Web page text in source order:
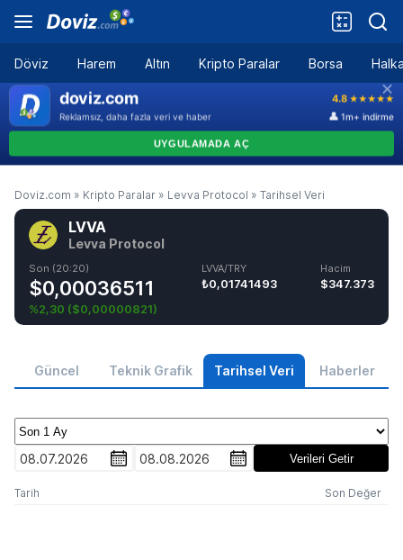
Döviz Harem Altın Kripto Paralar Borsa
Doviz.com » Kripto Paralar » Levva Protocol » Tarihsel Veri
LVVA
Levva Protocol
Son (20:20)
$0,00036511
%2,30 ($0,00000821)
LVVA/TRY
₺0,01741493
Hacim
$347.373
Güncel Teknik Grafik Tarihsel Veri Haberler
08.07.2026 08.08.2026 Verileri Getir
Tarih Son Değer